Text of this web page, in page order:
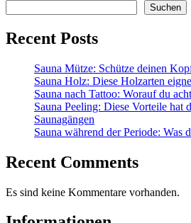
Suchen
Recent Posts
Sauna Mütze: Schütze deinen
Sauna Holz: Diese Holzarten
Sauna nach Tattoo: Worauf du
Sauna Peeling: Diese Vorteile hat
Saunagängen
Sauna während der Periode: Was
Recent Comments
Es sind keine Kommentare vorhanden.